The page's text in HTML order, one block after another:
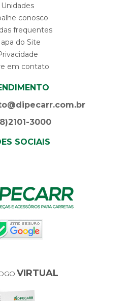
Unidades
conosco
frequentes
do Site
em contato
3000
SOCIAIS
VIRTUAL